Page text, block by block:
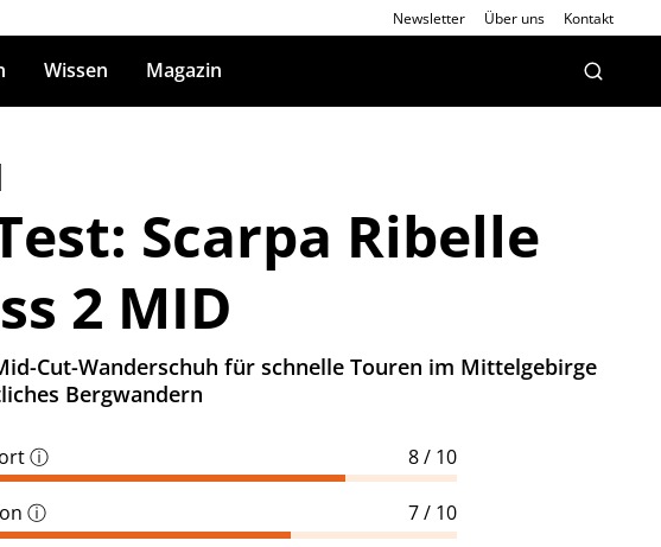
Newsletter Über uns Kontakt
Wissen Magazin
Scarpa Ribelle
2 MID
Cut-Wanderschuh für schnelle Touren im Mittelgebirge
Bergwandern
ⓘ 8 / 10
ⓘ 7 / 10